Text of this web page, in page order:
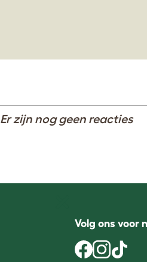
Er zijn nog geen reacties
Volg ons voor